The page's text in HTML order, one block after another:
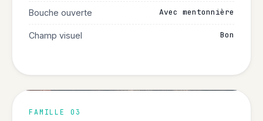
Bouche ouverte Avec mentonnière
Champ visuel Bon
FAMILLE 03